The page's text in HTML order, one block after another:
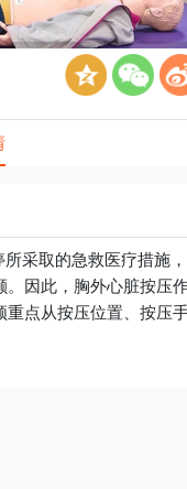
取的急救医疗措施
因此，胸外心脏按压
点从按压位置、按压